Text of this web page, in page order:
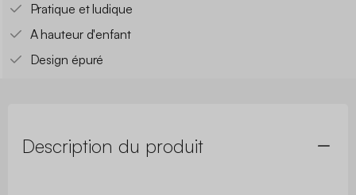
Pratique et ludique
A hauteur d'enfant
Design épuré
Description du produit